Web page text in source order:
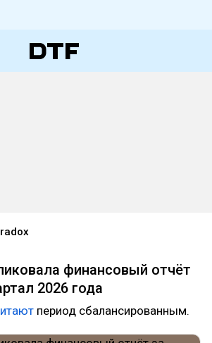
финансовый отчёт
2026 года
период сбалансированным.